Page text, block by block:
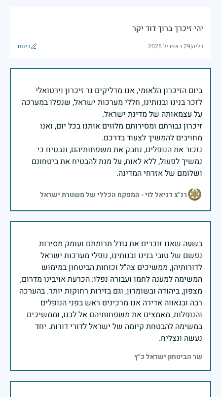
יהי זיכרך ברוך דוד יקר
דליה|29 באפריל 2025 דיווח
ביום הזיכרון הלאומי, אנו מדליקים נר זיכרון וירטואלי
לזכר בנינו ובנותינו, חללי מערכות ישראל, שנפלו במערכה
זיכרון גבורתם ומסירותם מלווים אותנו בכל יום, ואנו
נזכור את הנופלים, נחבק את משפחותיהם, ונבטיח כי
נמשיך לפעול, ללא לאות, על מנת להבטיח את ביטחונם
ושלומם של אזרחי המדינה.
רנ"צ דניאל לוי - המפקח הכללי של משטרת ישראל
בשעה שאנו זוכרים את גודל תרומתם ועומק מסירות
נפשם של טובי בנינו ובנותינו, נופלי מערכות ישראל
לדורותיהן, ממשיכים צה"ל וכוחות הביטחון במימוש
המשימה למענה לחמו ועבורה נפלו: הכרעת אויבינו מדרום,
מצפון, ביהודה ובשומרון, וגם בזירות רחוקות יותר. בהערכה
רבה ובגאווה אדירה אנו מרכינים ראש בפני הנופלים
והנופלות, מאמצים את משפחותיהם אל לבנו, וממשיכים
במשימה להבטחת קיומה של ישראל לדורי דורות. יחד
נעשה ונצליח.
שר הביטחון ישראל כ"ץ